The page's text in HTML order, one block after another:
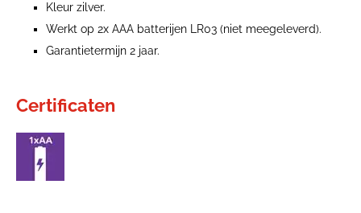
Kleur zilver.
Werkt op 2x AAA batterijen LR03 (niet meegeleverd).
Garantietermijn 2 jaar.
Certificaten